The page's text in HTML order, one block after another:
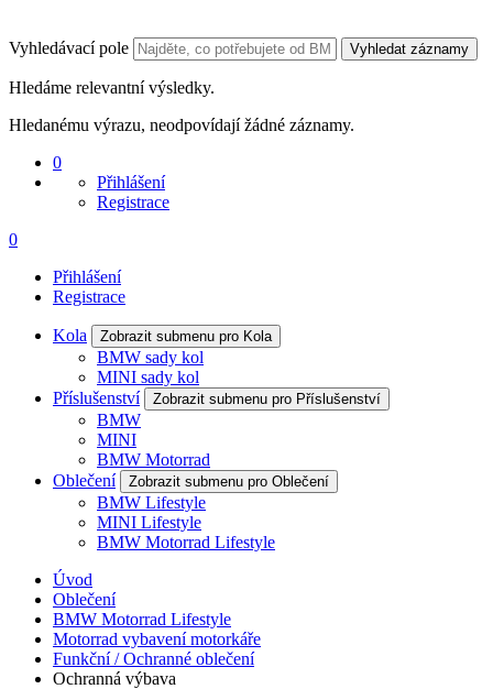
Vyhledávací pole Vyhledat záznamy
Hledáme relevantní výsledky.
Hledanému výrazu, neodpovídají žádné záznamy.
0
Přihlášení
Registrace
0
Přihlášení
Registrace
Kola Zobrazit submenu pro Kola
BMW sady kol
MINI sady kol
Příslušenství
Zobrazit submenu pro Příslušenství
BMW
MINI
BMW Motorrad
Oblečení
Zobrazit submenu pro Oblečení
BMW Lifestyle
MINI Lifestyle
BMW Motorrad Lifestyle
Úvod
Oblečení
BMW Motorrad Lifestyle
Motorrad vybavení motorkáře
Funkční / Ochranné oblečení
Ochranná výbava